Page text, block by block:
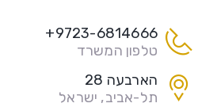
9723-6814666+
טלפון המשרד
הארבעה 28
תל-אביב, ישראל